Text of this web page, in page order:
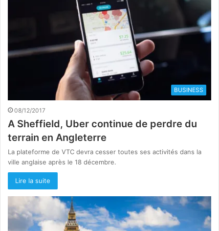
BUSINESS
08/12/2017
A Sheffield, Uber continue de perdre du
terrain en Angleterre
La plateforme de VTC devra cesser toutes ses activités dans la
ville anglaise après le 18 décembre.
Lire la suite